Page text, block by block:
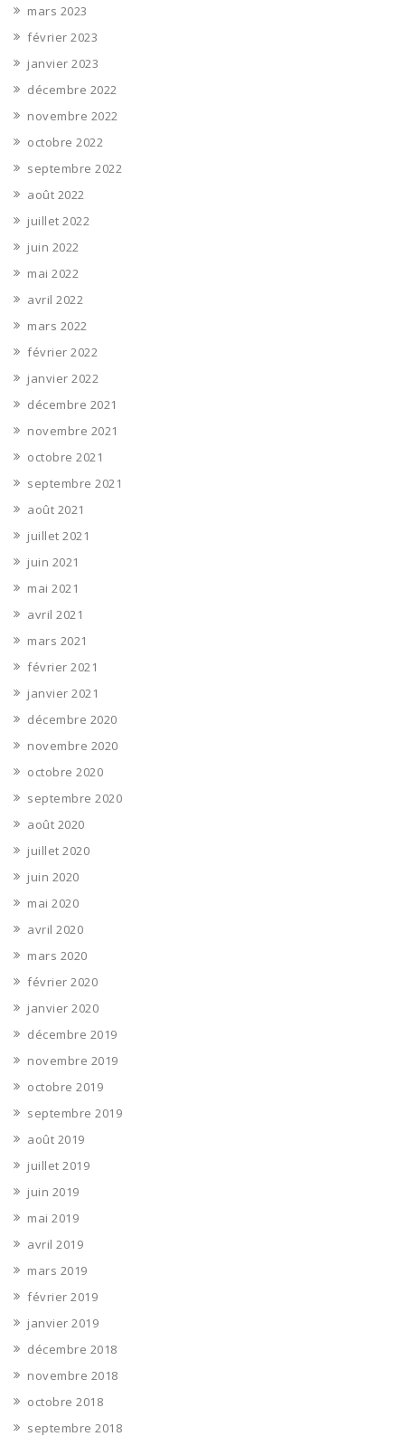
mars 2023
février 2023
janvier 2023
décembre 2022
novembre 2022
octobre 2022
septembre 2022
août 2022
juillet 2022
juin 2022
mai 2022
avril 2022
mars 2022
février 2022
janvier 2022
décembre 2021
novembre 2021
octobre 2021
septembre 2021
août 2021
juillet 2021
juin 2021
mai 2021
avril 2021
mars 2021
février 2021
janvier 2021
décembre 2020
novembre 2020
octobre 2020
septembre 2020
août 2020
juillet 2020
juin 2020
mai 2020
avril 2020
mars 2020
février 2020
janvier 2020
décembre 2019
novembre 2019
octobre 2019
septembre 2019
août 2019
juillet 2019
juin 2019
mai 2019
avril 2019
mars 2019
février 2019
janvier 2019
décembre 2018
novembre 2018
octobre 2018
septembre 2018